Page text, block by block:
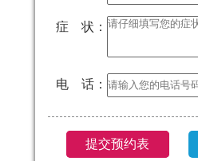
症 状：
电 话：